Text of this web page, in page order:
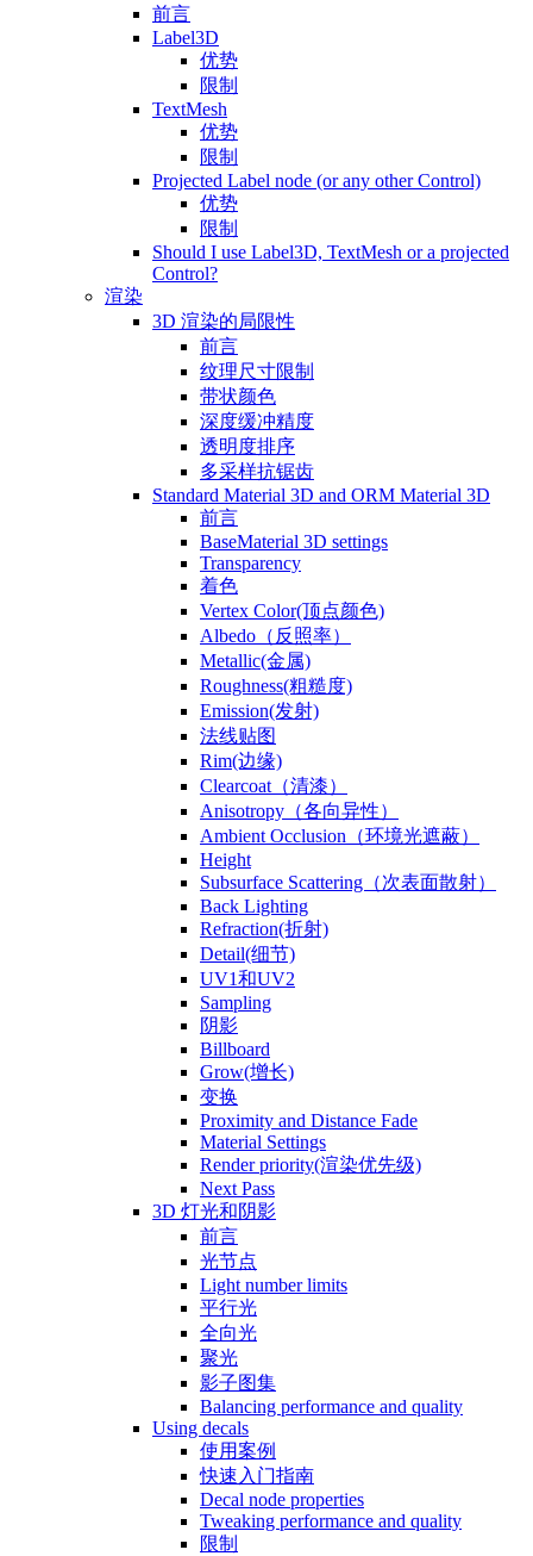
前言
Label3D
优势
限制
TextMesh
优势
限制
Projected Label node (or any other Control)
优势
限制
Should I use Label3D, TextMesh or a projected
Control?
渲染
3D 渲染的局限性
前言
纹理尺寸限制
带状颜色
深度缓冲精度
透明度排序
多采样抗锯齿
Standard Material 3D and ORM Material 3D
前言
BaseMaterial 3D settings
Transparency
着色
Vertex Color(顶点颜色)
Albedo（反照率）
Metallic(金属)
Roughness(粗糙度)
Emission(发射)
法线贴图
Rim(边缘)
Clearcoat（清漆）
Anisotropy（各向异性）
Ambient Occlusion（环境光遮蔽）
Height
Subsurface Scattering（次表面散射）
Back Lighting
Refraction(折射)
Detail(细节)
UV1和UV2
Sampling
阴影
Billboard
Grow(增长)
变换
Proximity and Distance Fade
Material Settings
Render priority(渲染优先级)
Next Pass
3D 灯光和阴影
前言
光节点
Light number limits
平行光
全向光
聚光
影子图集
Balancing performance and quality
Using decals
使用案例
快速入门指南
Decal node properties
Tweaking performance and quality
限制